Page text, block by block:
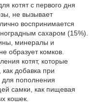
котят с первого дня
не вызывает
воспринимается
сахаром (15%).
минералы и
образует комков.
котят, которые
добавка при
для пополнения
самки, как пищевая
кошек.